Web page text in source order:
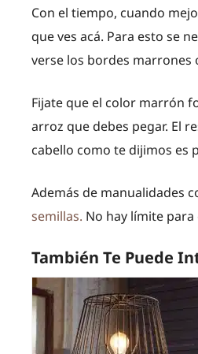
Con el tiempo, cuando
que ves acá. Para esto se
verse los bordes marrones
Fijate que el color marrón
arroz que debes pegar. El
cabello como te dijimos es
Además de manualidades
semillas. No hay límite para
También Te Puede